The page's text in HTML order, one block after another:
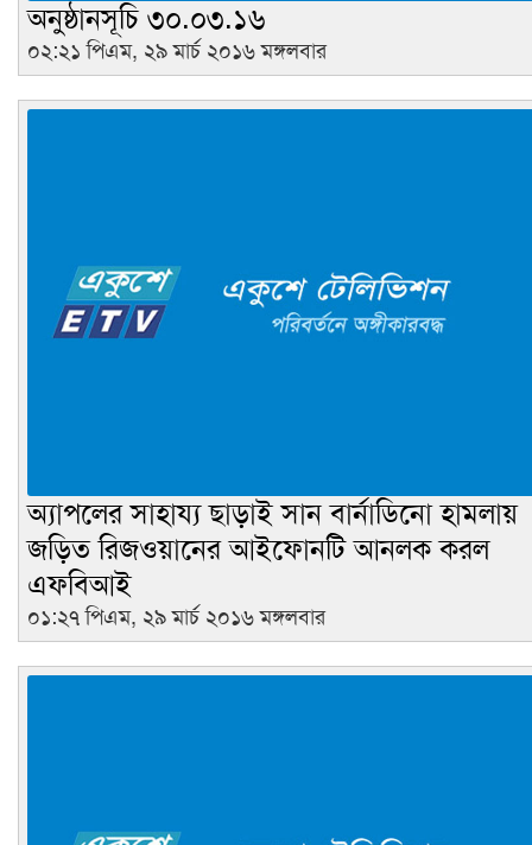
অনুষ্ঠানসূচি ৩০.০৩.১৬
০২:২১ পিএম, ২৯ মার্চ ২০১৬ মঙ্গলবার
অ্যাপলের সাহায্য ছাড়াই সান বার্নাডিনো হামলায়
জড়িত রিজওয়ানের আইফোনটি আনলক করল
এফবিআই
০১:২৭ পিএম, ২৯ মার্চ ২০১৬ মঙ্গলবার